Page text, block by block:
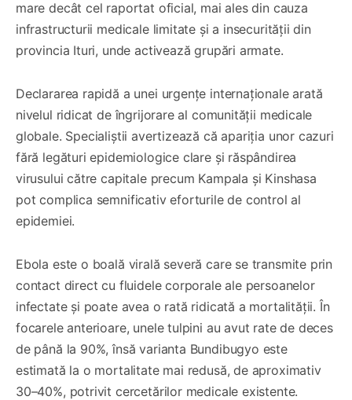
mare decât cel raportat oficial, mai ales din cauza
infrastructurii medicale limitate și a insecurității din
provincia Ituri, unde activează grupări armate.
Declararea rapidă a unei urgențe internaționale arată
nivelul ridicat de îngrijorare al comunității medicale
globale. Specialiștii avertizează că apariția unor cazuri
fără legături epidemiologice clare și răspândirea
virusului către capitale precum Kampala și Kinshasa
pot complica semnificativ eforturile de control al
epidemiei.
Ebola este o boală virală severă care se transmite prin
contact direct cu fluidele corporale ale persoanelor
infectate și poate avea o rată ridicată a mortalității. În
focarele anterioare, unele tulpini au avut rate de deces
de până la 90%, însă varianta Bundibugyo este
estimată la o mortalitate mai redusă, de aproximativ
30–40%, potrivit cercetărilor medicale existente.